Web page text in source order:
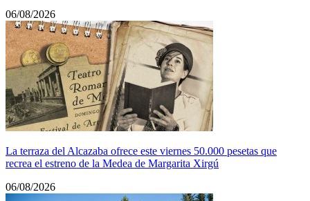
06/08/2026
La terraza del Alcazaba ofrece este viernes 50.000 pesetas que
recrea el estreno de la Medea de Margarita Xirgú
06/08/2026